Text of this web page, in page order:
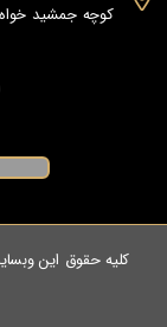
کوچه جمشید خواه